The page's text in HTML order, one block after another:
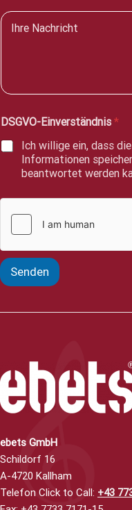
iN
i
c
t
DSGVO-Einverständnis *
Ich willige ein, dass
Informationen
beantwortet werden
Senden
ebets GmbH
Schildorf 16
A-4720 Kallham
Telefon Click to Call: +43